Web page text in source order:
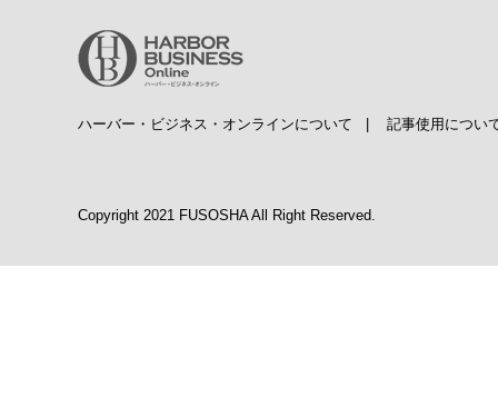
ハーバー・ビジネス・オンラインについて | 記事使用につい
Copyright 2021 FUSOSHA All Right Reserved.